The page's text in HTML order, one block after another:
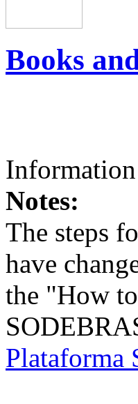
Books
Notes:
The steps
have
the "How
Plataforma